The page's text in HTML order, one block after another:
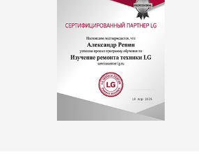
от 2550 ₽
от 50 мин от 1900 ₽